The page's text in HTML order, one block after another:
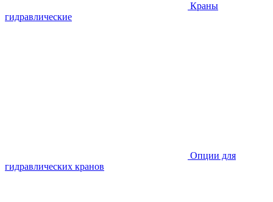
Краны
гидравлические
Опции для
гидравлических кранов